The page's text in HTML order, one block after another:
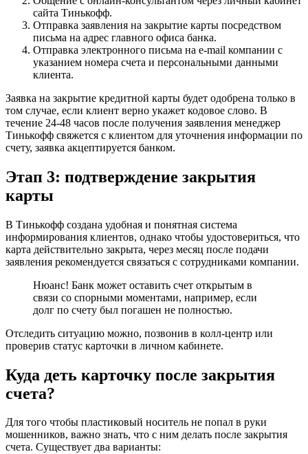
сайта Тинькофф.
Отправка заявления на закрытие карты посредством
письма на адрес главного офиса банка.
Отправка электронного письма на e-mail компании с
указанием номера счета и персональными данными
клиента.
Заявка на закрытие кредитной карты будет одобрена только в
том случае, если клиент верно укажет кодовое слово. В
течение 24-48 часов после получения заявления менеджер
Тинькофф свяжется с клиентом для уточнения информации по
счету, заявка акцептируется банком.
Этап 3: подтверждение закрытия
карты
В Тинькофф создана удобная и понятная система
информирования клиентов, однако чтобы удостовериться, что
карта действительно закрыта, через месяц после подачи
заявления рекомендуется связаться с сотрудниками компании.
Нюанс! Банк может оставить счет открытым в
связи со спорными моментами, например, если
долг по счету был погашен не полностью.
Отследить ситуацию можно, позвонив в колл-центр или
проверив статус карточки в личном кабинете.
Куда деть карточку после закрытия
счета?
Для того чтобы пластиковый носитель не попал в руки
мошенников, важно знать, что с ним делать после закрытия
счета. Существует два варианты: